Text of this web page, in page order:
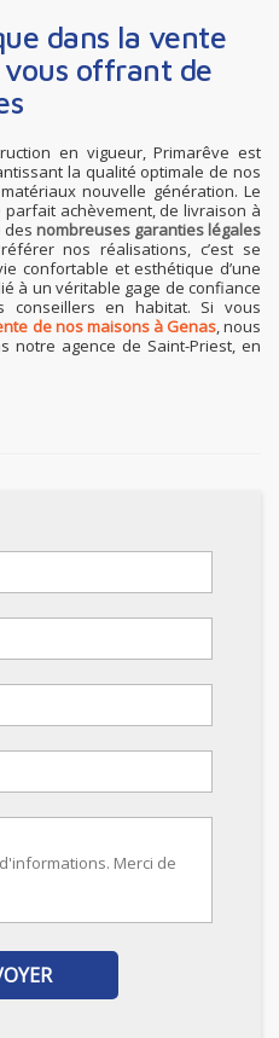
dans la vente
vous offrant de
en vigueur, Primarêve est
la qualité optimale de nos
nouvelle génération. Le
achèvement, de livraison à
des nombreuses garanties légales
nos réalisations, c’est se
confortable et esthétique d’une
à un véritable gage de confiance
en habitat. Si vous
de nos maisons à Genas, nous
notre agence de Saint-Priest, en